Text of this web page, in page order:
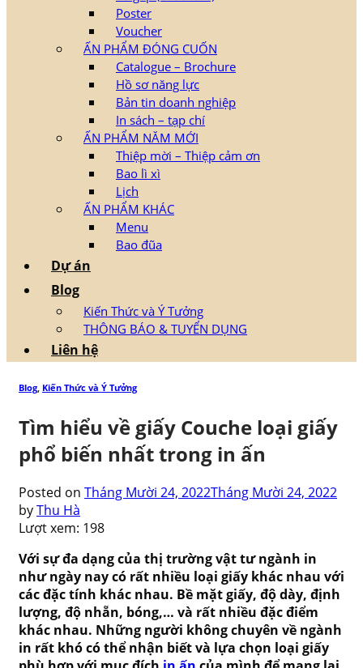
Poster
Voucher
ẤN PHẨM ĐÓNG CUỐN
Catalogue – Brochure
Hồ sơ năng lực
Bản tin doanh nghiệp
In sách – tạp chí
ẤN PHẨM NĂM MỚI
Thiệp mời – Thiệp cảm ơn
Bao lì xì
Lịch
ẤN PHẨM KHÁC
Menu
Bao đũa
Dự án
Blog
Kiến Thức và Ý Tưởng
THÔNG BÁO & TUYỂN DỤNG
Liên hệ
Blog, Kiến Thức và Ý Tưởng
Tìm hiểu về giấy Couche loại giấy
phổ biến nhất trong in ấn
Posted on Tháng Mười 24, 2022Tháng Mười 24, 2022
byThu Hà
Lượt xem: 198
Với sự đa dạng của thị trường vật tư ngành in
như ngày nay có rất nhiều loại giấy khác nhau với
cácđặc tính khác nhau. Bề mặt giấy, độ dày, định
lượng, độ nhẵn, bóng,… và rất nhiều đặc điểm
khác nhau. Những người không chuyên về ngành
in rất khó có thể nhận biết và lựa chọn loại giấy